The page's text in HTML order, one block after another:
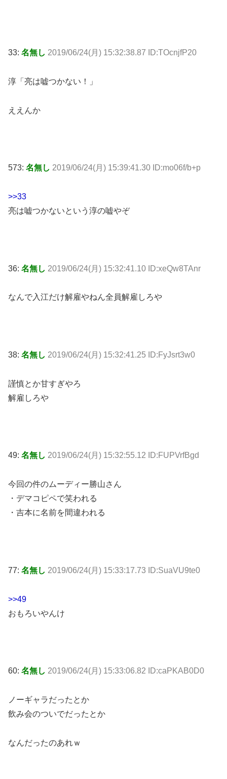
33: 名無し 2019/06/24(月) 15:32:38.87 ID:TOcnjfP20
淳「亮は嘘つかない！」
ええんか
573: 名無し 2019/06/24(月) 15:39:41.30 ID:mo06f/b+p
>>33
亮は嘘つかないという淳の嘘やぞ
36: 名無し 2019/06/24(月) 15:32:41.10 ID:xeQw8TAnr
なんで入江だけ解雇やねん全員解雇しろや
38: 名無し 2019/06/24(月) 15:32:41.25 ID:FyJsrt3w0
謹慎とか甘すぎやろ
解雇しろや
49: 名無し 2019/06/24(月) 15:32:55.12 ID:FUPVrfBgd
今回の件のムーディー勝山さん
・デマコピペで笑われる
・吉本に名前を間違われる
77: 名無し 2019/06/24(月) 15:33:17.73 ID:SuaVU9te0
>>49
おもろいやんけ
60: 名無し 2019/06/24(月) 15:33:06.82 ID:caPKAB0D0
ノーギャラだったとか
飲み会のついでだったとか
なんだったのあれｗ